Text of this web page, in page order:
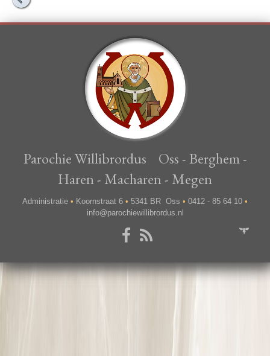
Parochie Willibrordus Oss - Berghem -
Haren - Macharen - Megen
Administratie • Koornstraat 6 • 5341 BR Oss • 0412 - 85 64 10 •
info@parochiewillibrordus.nl